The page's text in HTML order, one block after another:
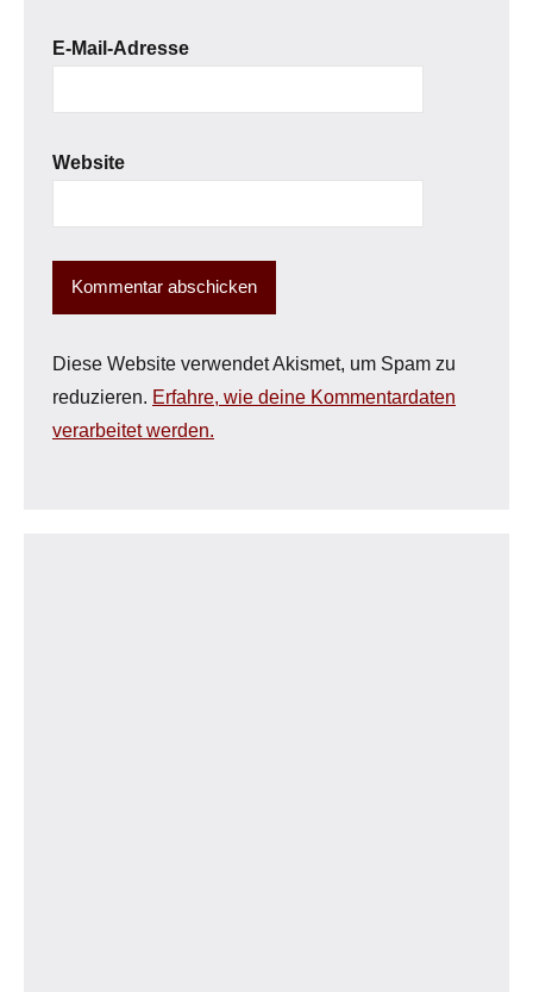
E-Mail-Adresse
Website
Diese Website verwendet Akismet, um Spam zu
reduzieren. Erfahre, wie deine Kommentardaten
verarbeitet werden.